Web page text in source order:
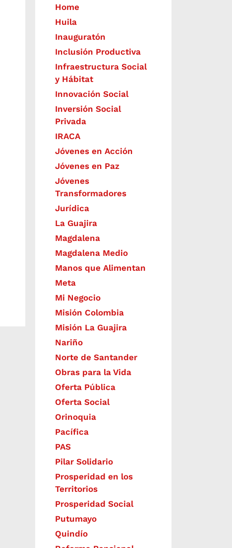
Home
Huila
Inauguratón
Inclusión Productiva
Infraestructura Social
y Hábitat
​Innovación Social
Inversión Social
Privada
IRACA
Jóvenes en Acción
Jóvenes en Paz
Jóvenes
Transformadores
Jurídica
La Guajira
Magdalena
Magdalena Medio
Manos que Alimentan
Meta
Mi Negocio
Misión Colombia
Misión La Guajira
Nariño
Norte de Santander
Obras para la Vida
Oferta Pública
Oferta Social​​
Orinoquia
Pacífica
PAS
Pilar Solidario
Prosperidad en los
Territorios
Prosperidad Social
Putumayo
Quindío